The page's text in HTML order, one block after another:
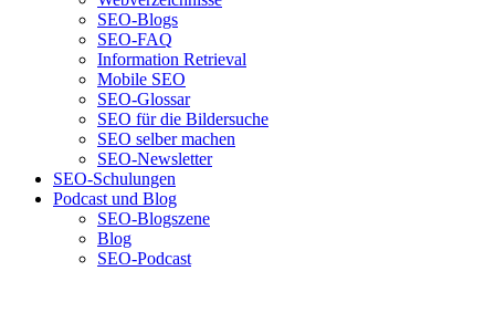
SEO-Blogs
SEO-FAQ
Information Retrieval
Mobile SEO
SEO-Glossar
SEO für die Bildersuche
SEO selber machen
SEO-Newsletter
SEO-Schulungen
Podcast und Blog
SEO-Blogszene
Blog
SEO-Podcast